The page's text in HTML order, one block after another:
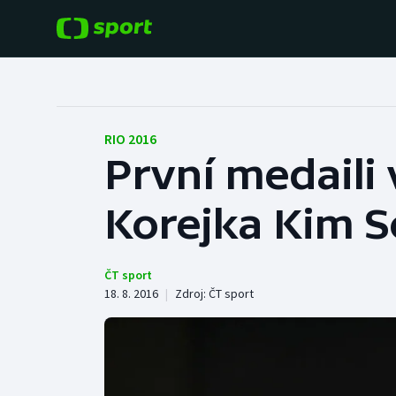
Hokej
Tenis
Cyklistika
Baseball a softbal
Basketbal
Boby a skeleton
RIO 2016
První medaili
Korejka Kim
ČT sport
18. 8. 2016 | Zdroj: ČT sport